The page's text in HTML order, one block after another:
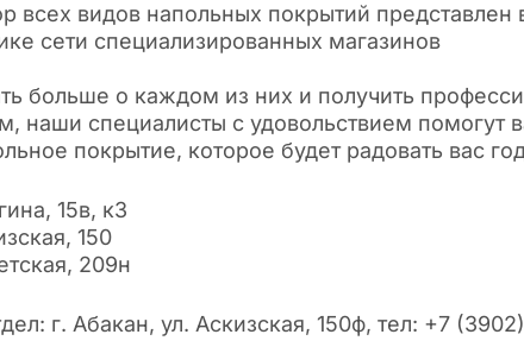
всех видов напольных покрытий представлен
сети специализированных магазинов
больше о каждом из них и получить
наши специалисты с удовольствием помогут
покрытие, которое будет радовать вас
15в, к3
150
209н
г. Абакан, ул. Аскизская, 150ф, тел: +7